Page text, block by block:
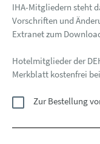
IHA-Mitgliedern steht
Vorschriften und
Extranet zum
Hotelmitglieder der
Merkblatt kostenfrei
Zur Bestellung